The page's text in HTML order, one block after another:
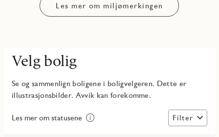
Les mer om miljømerkingen
Velg bolig
Se og sammenlign boligene i boligvelgeren. Dette er
illustrasjonsbilder. Avvik kan forekomme.
Les mer om statusene Filter